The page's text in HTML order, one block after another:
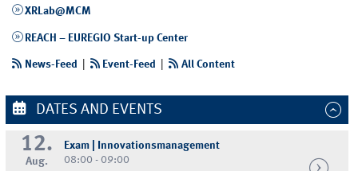
XRLab@MCM
REACH – EUREGIO Start-up Center
News-Feed Event-Feed | All Content
DATES AND EVENTS
12.
Aug.
Exam | Innovationsmanagement
08:00 - 09:00